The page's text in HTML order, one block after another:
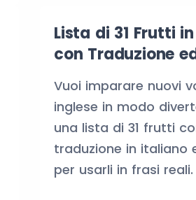
Lista di 31 Frutti
con Traduzione
Vuoi imparare nuovi
inglese in modo
una lista di 31 frutti
traduzione in italiano
per usarli in frasi reali.